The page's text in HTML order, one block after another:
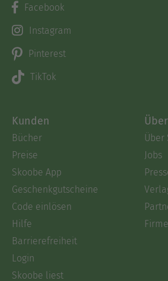
Facebook
Instagram
Pinterest
TikTok
Kunden
Bücher
Preise
Skoobe App
Geschenkgutscheine
Code einlösen
Hilfe
Barrierefreiheit
Login
Skoobe liest
Über
Jobs